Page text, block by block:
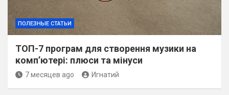
ПОЛЕЗНЫЕ СТАТЬИ
ТОП-7 програм для створення музики на
комп’ютері: плюси та мінуси
7 месяцев ago Игнатий